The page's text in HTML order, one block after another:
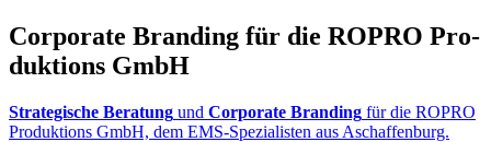
Corporate Branding für die ROPRO Pro­
duk­tions GmbH
Strategische Beratung und Cor­po­rate Branding für die ROPRO
Produk­tions GmbH, dem EMS-Spe­zi­alisten aus Aschaf­fenburg.